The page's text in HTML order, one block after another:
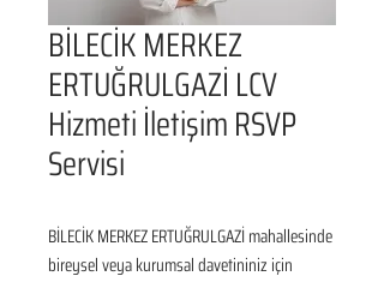
BİLECİK MERKEZ
ERTUĞRULGAZİ LCV
Hizmeti İletişim RSVP
Servisi
BİLECİK MERKEZ ERTUĞRULGAZİ mahallesinde
bireysel veya kurumsal davetininiz için